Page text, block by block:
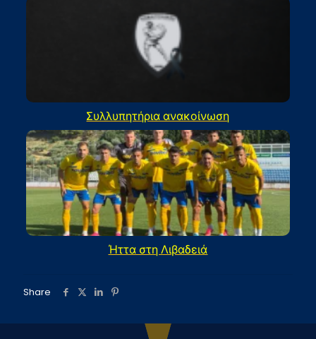
Συλλυπητήρια ανακοίνωση
Ήττα στη Λιβαδειά
Share